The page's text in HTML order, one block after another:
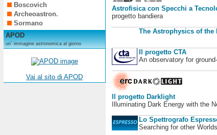
Boscovich
Archeoastron.
Sormano
APOD
un´ immagine astronomica al giorno
Vai al sito di APOD
Astrofisica con Specchi a
progetto bandiera
The Astrophysics of the
Il progetto CTA
An observatory for
Il progetto Darklight
Illuminating Dark Energy with the
Lo Spettrografo
Searching for other Worlds